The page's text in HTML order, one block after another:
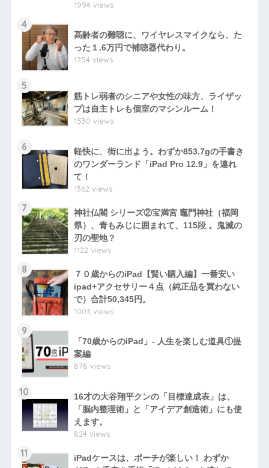
1994 views
4
高齢者の難聴に、ワイヤレスマイクなら、た
った１.6万円で補聴器代わり。
1754 views
5
筋トレ弱者のシニアや女性の味方、ライザッ
プは自主トレも個室のマシンルーム！
1530 views
6
軽快に、街に出よう。わずか853.7gの手書き
のワンダーランド「iPad Pro 12.9」を連れ
て！
1362 views
7
神社仏閣 シリーズ②宝満宮 竈門神社（福岡
県）、青もみじに囲まれて、115段 。鬼滅の
刃の聖地？
1122 views
8
７０歳からのiPad【賢い購入編】一番安い
ipad+アクセサリー４点（純正品を買わない
で）合計50,345円。
1003 views
9
「70歳からのiPad」- 人生を楽しむ道具①提
案編
878 views
10
16才の大谷翔平クンの「目標達成表」は、
「脳内整理術」と「アイデア創造術」にも使
えます。
824 views
11
iPadケースは、ポーチが楽しい！ わずか